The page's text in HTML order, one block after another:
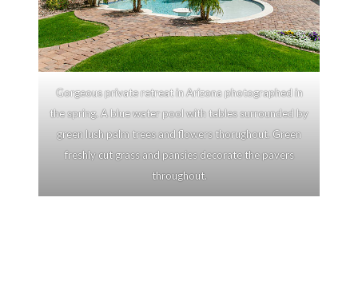
Gorgeous private retreat in Arizona photographed in
the spring. A blue water pool with tables surrounded by
green lush palm trees and flowers thorughout. Green
freshly cut grass and pansies decorate the pavers
throughout.